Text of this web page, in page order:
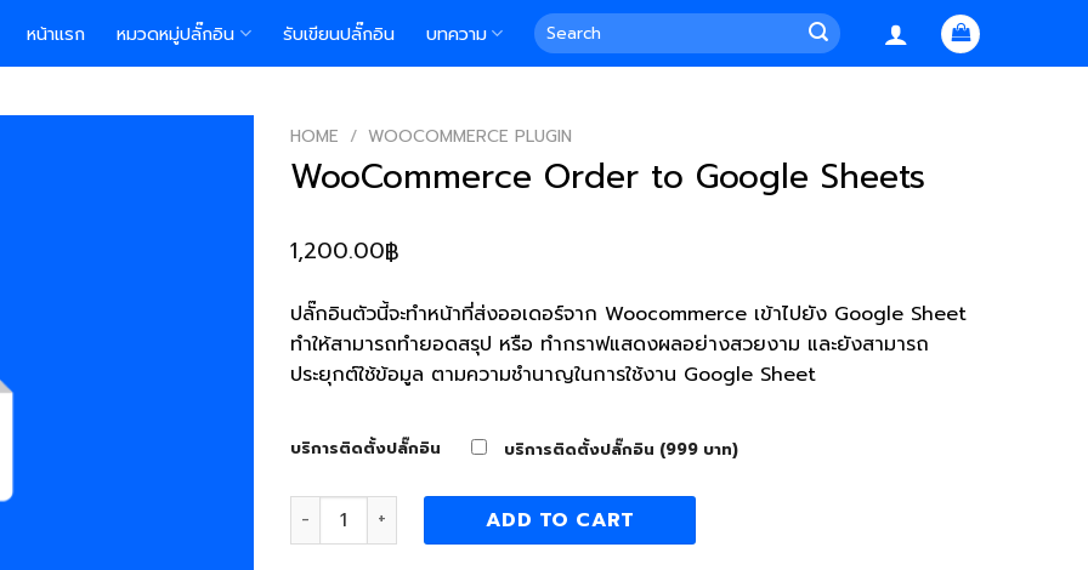
หน้าแรก หมวดหมู่ปลั๊กอิน รับเขียนปลั๊กอิน บทความ
Search
for:
HOME / WOOCOMMERCE PLUGIN
WooCommerce Order to Google Sheets
1,200.00฿
ปลั๊กอินตัวนี้จะทำหน้าที่ส่งออเดอร์จาก Woocommerce เข้าไปยัง Google Sheet
ทำให้สามารถทำยอดสรุป หรือ ทำกราฟแสดงผลอย่างสวยงาม และยังสามารถ
ประยุกต์ใช้ข้อมูล ตามความชำนาญในการใช้งาน Google Sheet
บริการติดตั้งปลั๊กอิน บริการติดตั้งปลั๊กอิน (999 บาท)
WooCommerce Order to Google Sheets quantity
ADD TO CART